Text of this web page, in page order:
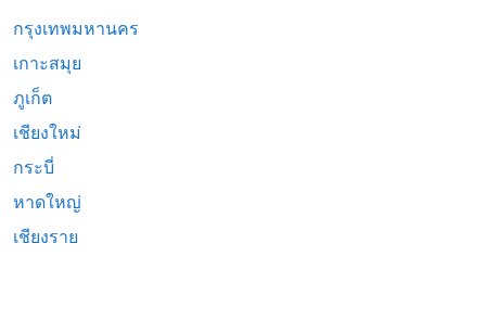
กรุงเทพมหานคร
เกาะสมุย
ภูเก็ต
เชียงใหม่
กระบี่
หาดใหญ่
เชียงราย